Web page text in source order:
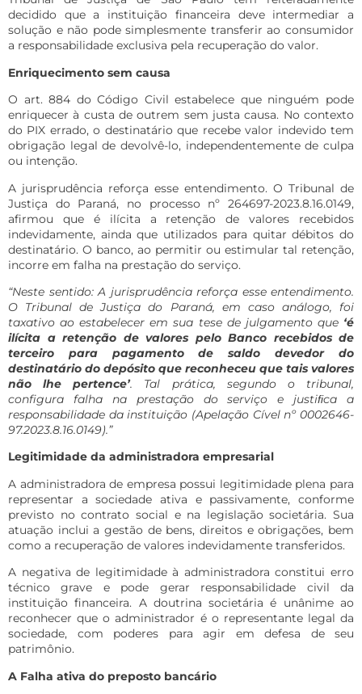
decidido que a instituição financeira deve intermediar a
solução e não pode simplesmente transferir ao consumidor
a responsabilidade exclusiva pela recuperação do valor.
Enriquecimento sem causa
O art. 884 do Código Civil estabelece que ninguém pode
enriquecer à custa de outrem sem justa causa. No contexto
do PIX errado, o destinatário que recebe valor indevido tem
obrigação legal de devolvê-lo, independentemente de culpa
ou intenção.
A jurisprudência reforça esse entendimento. O Tribunal de
Justiça do Paraná, no processo nº 264697-2023.8.16.0149,
afirmou que é ilícita a retenção de valores recebidos
indevidamente, ainda que utilizados para quitar débitos do
destinatário. O banco, ao permitir ou estimular tal retenção,
incorre em falha na prestação do serviço.
“Neste sentido: A jurisprudência reforça esse entendimento.
O Tribunal de Justiça do Paraná, em caso análogo, foi
taxativo ao estabelecer em sua tese de julgamento que ‘é
ilícita a retenção de valores pelo Banco recebidos de
terceiro para pagamento de saldo devedor do
destinatário do depósito que reconheceu que tais valores
não lhe pertence’. Tal prática, segundo o tribunal,
configura falha na prestação do serviço e justiﬁca a
responsabilidade da instituição (Apelação Cível nº 0002646-
97.2023.8.16.0149).”
Legitimidade da administradora empresarial
A administradora de empresa possui legitimidade plena para
representar a sociedade ativa e passivamente, conforme
previsto no contrato social e na legislação societária. Sua
atuação inclui a gestão de bens, direitos e obrigações, bem
como a recuperação de valores indevidamente transferidos.
A negativa de legitimidade à administradora constitui erro
técnico grave e pode gerar responsabilidade civil da
instituição financeira. A doutrina societária é unânime ao
reconhecer que o administrador é o representante legal da
sociedade, com poderes para agir em defesa de seu
patrimônio.
A Falha ativa do preposto bancário